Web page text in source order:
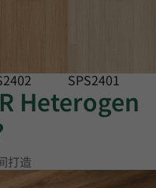
SPS2401
Heterogen
打造